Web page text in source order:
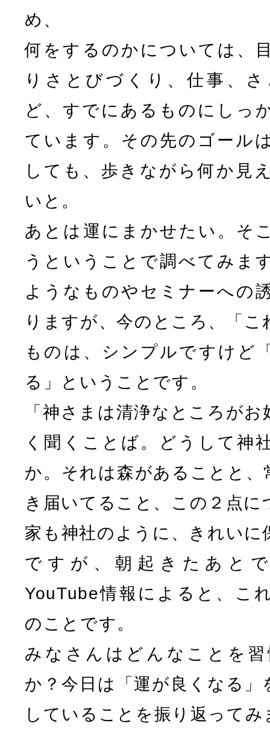
め、
何をするのかについては、
りさとびづくり、仕事、
ど、すでにあるものにしっ
ています。その先のゴール
しても、歩きながら何か見
いと。
あとは運にまかせたい。そ
うということで調べてみま
ようなものやセミナーへの
りますが、今のところ、「
ものは、シンプルですけど
る」ということです。
「神さまは清浄なところが
く聞くことば。どうして神
か。それは森があることと
き届いてること、この２点
家も神社のように、きれい
ですが、朝起きたあと
YouTube情報によると、こ
のことです。
みなさんはどんなことを
か？今日は「運が良くなる
していることを振り返って